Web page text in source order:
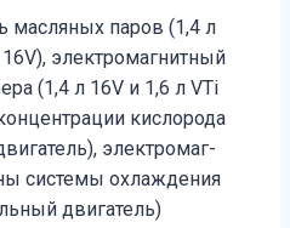
масляных паров (1,4 л
электромагнитный
(1,4 л 16V и 1,6 л VTi
кислорода
электромаг­
системы охлаждения
двигатель)